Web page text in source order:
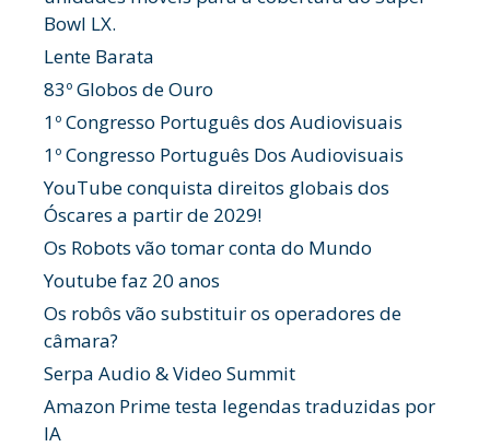
Bowl LX.
Lente Barata
83º Globos de Ouro
1º Congresso Português dos Audiovisuais
1º Congresso Português Dos Audiovisuais
YouTube conquista direitos globais dos
Óscares a partir de 2029!
Os Robots vão tomar conta do Mundo
Youtube faz 20 anos
Os robôs vão substituir os operadores de
câmara?
Serpa Audio & Video Summit
Amazon Prime testa legendas traduzidas por
IA